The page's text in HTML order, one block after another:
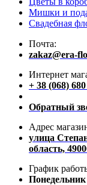
Мишки и
Свадебная
Почта:
zakaz@era-
Интернет
+ 38 (068)
Обратный
Адрес
улица
область,
График
Понедельник